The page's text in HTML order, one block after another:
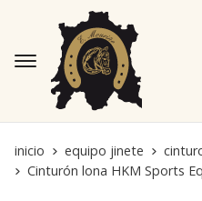
inicio equipo jinete